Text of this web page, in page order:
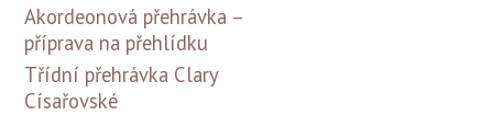
Akordeonová přehrávka –
příprava na přehlídku
Třídní přehrávka Clary
Císařovské